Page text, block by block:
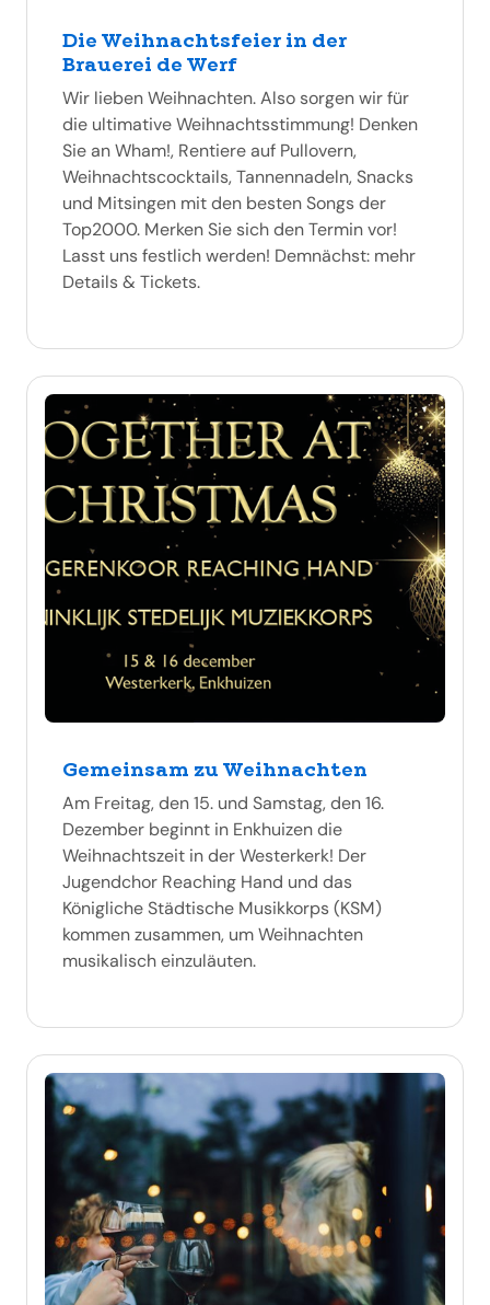
Die Weihnachtsfeier in der
Brauerei de Werf
Wir lieben Weihnachten. Also sorgen wir für
die ultimative Weihnachtsstimmung! Denken
Sie an Wham!, Rentiere auf Pullovern,
Weihnachtscocktails, Tannennadeln, Snacks
und Mitsingen mit den besten Songs der
Top2000. Merken Sie sich den Termin vor!
Lasst uns festlich werden! Demnächst: mehr
Details & Tickets.
Gemeinsam zu Weihnachten
Am Freitag, den 15. und Samstag, den 16.
Dezember beginnt in Enkhuizen die
Weihnachtszeit in der Westerkerk! Der
Jugendchor Reaching Hand und das
Königliche Städtische Musikkorps (KSM)
kommen zusammen, um Weihnachten
musikalisch einzuläuten.